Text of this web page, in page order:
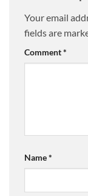
Your email
fields are
Comment*
Name*